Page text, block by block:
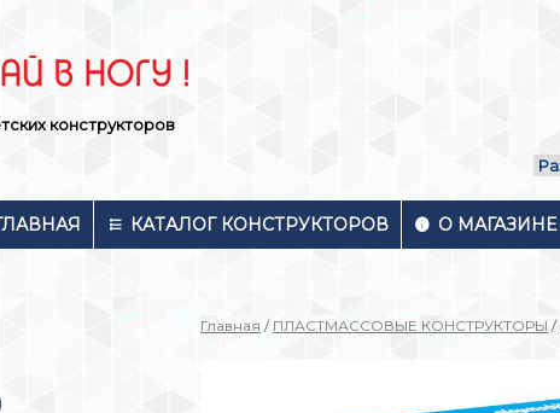
конструкторов
КАТАЛОГ КОНСТРУКТОРОВ О МАГАЗИНЕ
Главная / ПЛАСТМАССОВЫЕ КОНСТРУКТОРЫ /